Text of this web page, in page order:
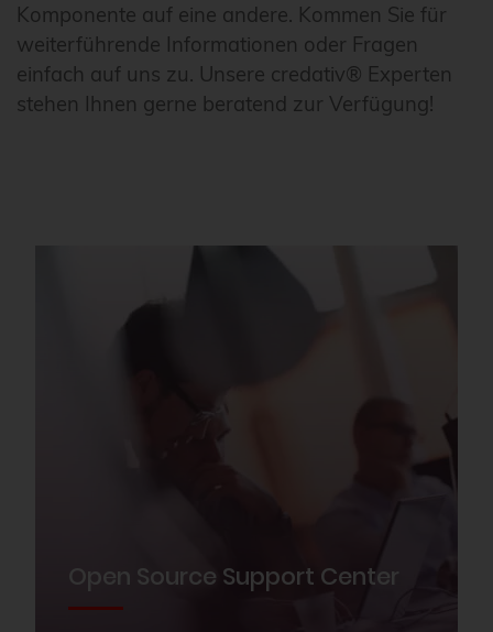
Komponente auf eine andere. Kommen Sie für
weiterführende Informationen oder Fragen
einfach auf uns zu. Unsere credativ® Experten
stehen Ihnen gerne beratend zur Verfügung!
Open Source Support Center